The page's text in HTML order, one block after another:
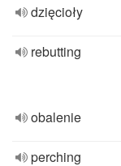
dzięcioły
rebutting
obalenie
perching